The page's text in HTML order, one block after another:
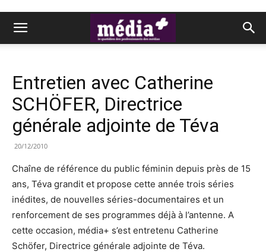
Entretien avec Catherine
SCHÖFER, Directrice
générale adjointe de Téva
20/12/2010
Chaîne de référence du public féminin depuis près de 15
ans, Téva grandit et propose cette année trois séries
inédites, de nouvelles séries-documentaires et un
renforcement de ses programmes déjà à l’antenne. A
cette occasion, média+ s’est entretenu Catherine
Schöfer, Directrice générale adjointe de Téva.